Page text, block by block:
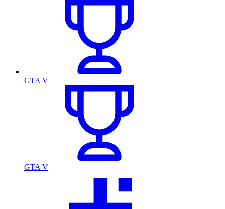
GTA V
GTA V